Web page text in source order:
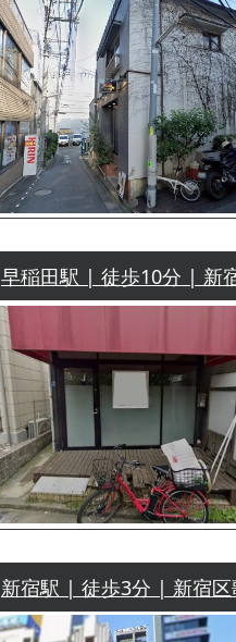
早稲田駅 | 徒歩10分 | 新
新宿駅 | 徒歩3分 | 新宿区